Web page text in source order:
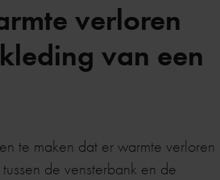
verloren
van een
te maken dat er warmte verloren
de vensterbank en de